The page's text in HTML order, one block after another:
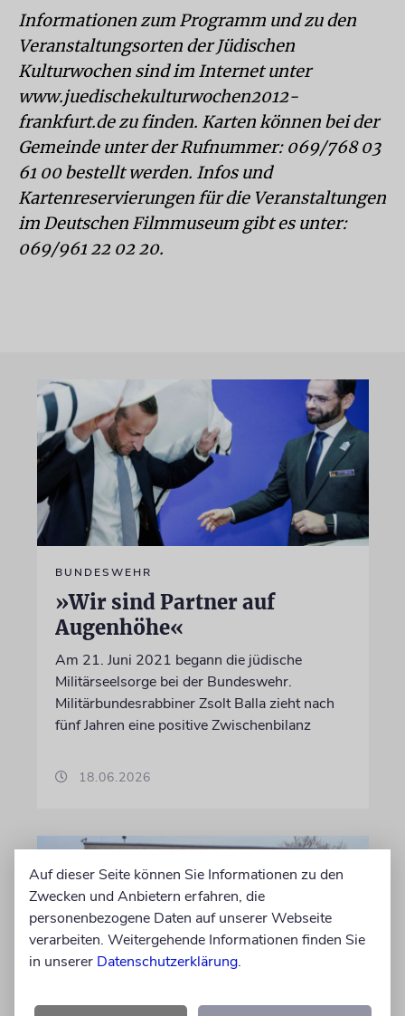
Informationen zum Programm und zu den
Veranstaltungsorten der Jüdischen
Kulturwochen sind im Internet unter
www.juedischekulturwochen2012-
frankfurt.de zu finden. Karten können bei der
Gemeinde unter der Rufnummer: 069/768 03
61 00 bestellt werden. Infos und
Kartenreservierungen für die Veranstaltungen
im Deutschen Filmmuseum gibt es unter:
069/961 22 02 20.
BUNDESWEHR
»Wir sind Partner auf
Augenhöhe«
Am 21. Juni 2021 begann die jüdische
Militärseelsorge bei der Bundeswehr.
Militärbundesrabbiner Zsolt Balla zieht nach
fünf Jahren eine positive Zwischenbilanz
18.06.2026
Auf dieser Seite können Sie Informationen zu den
Zwecken und Anbietern erfahren, die
personenbezogene Daten auf unserer Webseite
verarbeiten. Weitergehende Informationen finden Sie
in unserer Datenschutzerklärung.